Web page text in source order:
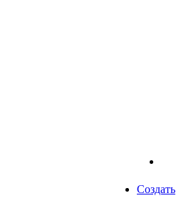
Создать